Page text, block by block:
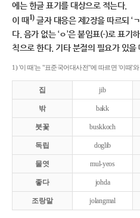
에는 한글 표기를 대상으로 적는다.
이 때1)글자 대응은 제2장을 따르되 ‘
다. 음가 없는 ‘ㅇ’은 붙임표(-)로 표기
칙으로 한다. 기타 분절의 필요가 있을
1) '이 때'는 "표준국어대사전"에 따르면 '이때'
집 jib
밖 bakk
붓꽃 buskkoch
독립 doglib
물엿 mul-yeos
좋다 johda
조랑말 jolangmal